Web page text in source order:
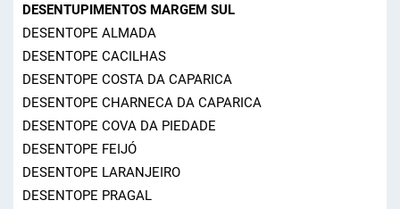
DESENTUPIMENTOS MARGEM SUL
DESENTOPE ALMADA
DESENTOPE CACILHAS
DESENTOPE COSTA DA CAPARICA
DESENTOPE CHARNECA DA CAPARICA
DESENTOPE COVA DA PIEDADE
DESENTOPE FEIJÓ
DESENTOPE LARANJEIRO
DESENTOPE PRAGAL